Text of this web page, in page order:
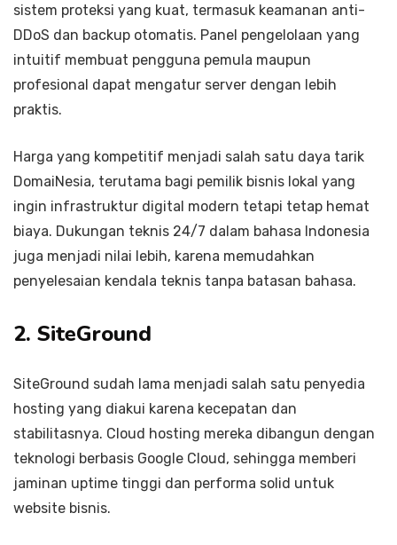
sistem proteksi yang kuat, termasuk keamanan anti-
DDoS dan backup otomatis. Panel pengelolaan yang
intuitif membuat pengguna pemula maupun
profesional dapat mengatur server dengan lebih
praktis.
Harga yang kompetitif menjadi salah satu daya tarik
DomaiNesia, terutama bagi pemilik bisnis lokal yang
ingin infrastruktur digital modern tetapi tetap hemat
biaya. Dukungan teknis 24/7 dalam bahasa Indonesia
juga menjadi nilai lebih, karena memudahkan
penyelesaian kendala teknis tanpa batasan bahasa.
2. SiteGround
SiteGround sudah lama menjadi salah satu penyedia
hosting yang diakui karena kecepatan dan
stabilitasnya. Cloud hosting mereka dibangun dengan
teknologi berbasis Google Cloud, sehingga memberi
jaminan uptime tinggi dan performa solid untuk
website bisnis.